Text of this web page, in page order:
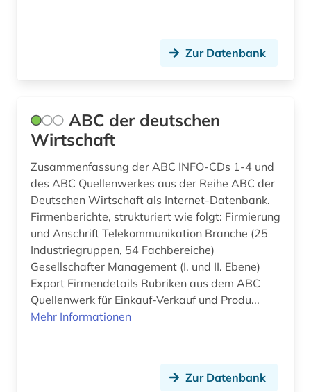
ausländer (1)
ausländische direktinvestitionen (2)
ausschreibung (1)
aussenwirtschaft (1)
australien (1)
automobilwirtschaft (1)
außenhandel (13)
Ostasien (5)
Osteuropa (11)
Ostmitteleuropa (4)
Polen (5)
Portugal (3)
Rumänien (3)
Zur Datenbank
ABC der deutschen
Wirtschaft
Zusammenfassung der ABC INFO-CDs 1-4 und
des ABC Quellenwerkes aus der Reihe ABC der
Deutschen Wirtschaft als Internet-Datenbank.
Firmenberichte, strukturiert wie folgt: Firmierung
und Anschrift Telekommunikation Branche (25
Industriegruppen, 54 Fachbereiche)
Gesellschafter Management (I. und II. Ebene)
Export Firmendetails Rubriken aus dem ABC
Quellenwerk für Einkauf-Verkauf und Produ...
Mehr Informationen
Zur Datenbank